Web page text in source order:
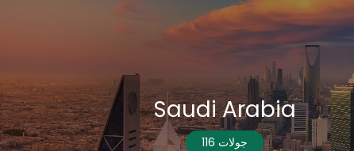
Saudi Arabia
116 جولات